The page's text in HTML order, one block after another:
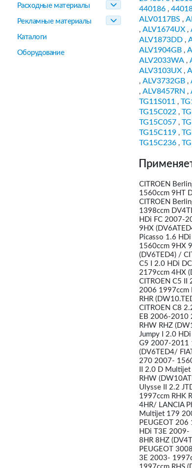
Расходные материалы
Рекламные материалы
Каталоги
Оборудование
440186 ,
ALV0117BS ,
, ALV1674UX ,
ALV1873DD ,
ALV1904GB ,
ALV2033WA ,
ALV3103UX ,
, ALV3732GB ,
, ALV8457RN ,
TG11S011 ,
TG15C022 ,
TG15C057 ,
TG15C119 ,
TG15C236 ,
CITROEN
1560ccm 9HT
CITROEN
1398ccm
HDi FC 2007-
9HX
Picasso 1.6
1560ccm 9HX
(DV6TED4) /
C5 I 2.0 HDi
2179ccm 4HX
CITROEN C5 II
2006 1997ccm
RHR
CITROEN C8
EB 2006-2010
RHW RHZ
Jumpy I 2.0
G9 2007-2011
(DV6TED4/
270 2007-
II 2.0 D
RHW
Ulysse II 2.2
1997ccm RHK
4HR/ LANCIA
Multijet 179
PEUGEOT
HDi T3E 2009-
8HR 8HZ
PEUGEOT
3E 2003-